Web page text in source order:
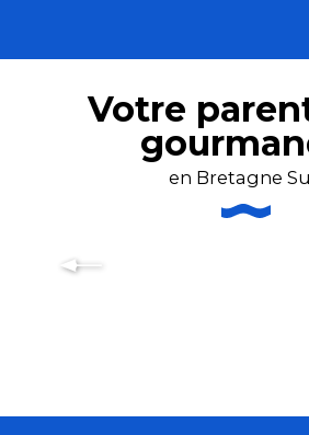
Votre
en Bretagne